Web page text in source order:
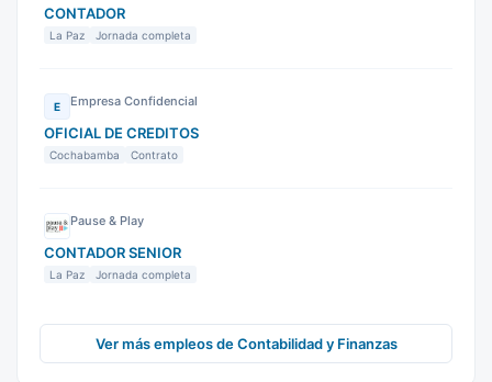
CONTADOR
La Paz Jornada completa
E Empresa Confidencial
OFICIAL DE CREDITOS
Cochabamba Contrato
Pause & Play
CONTADOR SENIOR
La Paz Jornada completa
Ver más empleos de Contabilidad y Finanzas